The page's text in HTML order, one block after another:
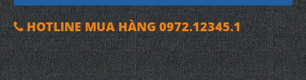
HOTLINE MUA HÀNG 0972.12345.1